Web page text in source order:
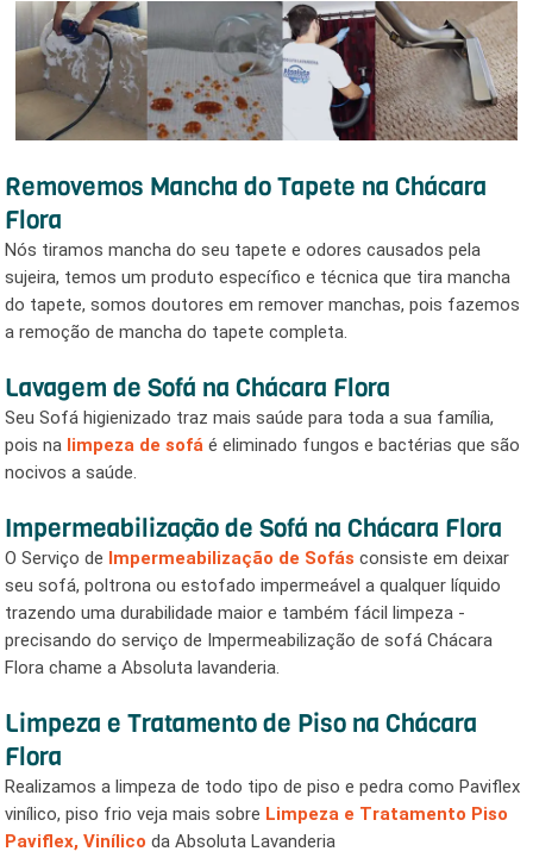
Removemos Mancha do Tapete na Chácara
Flora
Nós tiramos mancha do seu tapete e odores causados pela
sujeira, temos um produto específico e técnica que tira mancha
do tapete, somos doutores em remover manchas, pois fazemos
a remoção de mancha do tapete completa.
Lavagem de Sofá na Chácara Flora
Seu Sofá higienizado traz mais saúde para toda a sua família,
pois na limpeza de sofá é eliminado fungos e bactérias que são
nocivos a saúde.
Impermeabilização de Sofá na Chácara Flora
O Serviço de Impermeabilização de Sofás consiste em deixar
seu sofá, poltrona ou estofado impermeável a qualquer líquido
trazendo uma durabilidade maior e também fácil limpeza -
precisando do serviço de Impermeabilização de sofá Chácara
Flora chame a Absoluta lavanderia.
Limpeza e Tratamento de Piso na Chácara
Flora
Realizamos a limpeza de todo tipo de piso e pedra como Paviflex
vinílico, piso frio veja mais sobre Limpeza e Tratamento Piso
Paviflex, Vinílico da Absoluta Lavanderia